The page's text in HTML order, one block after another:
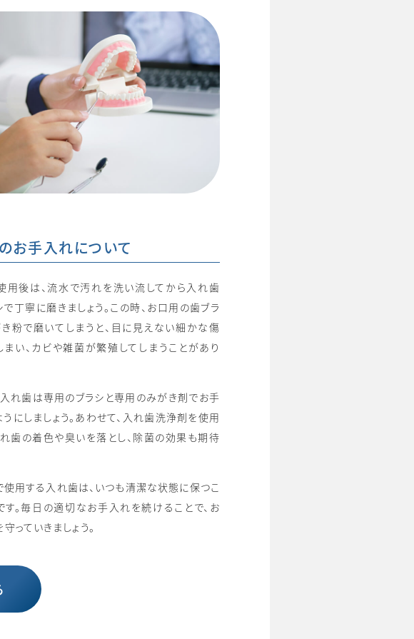
お手入れについて
用後は、流水で汚れを洗い流してから入れ歯
丁寧に磨きましょう。この時、お口用の歯ブラ
き粉で磨いてしまうと、目に見えない細かな傷
まい、カビや雑菌が繁殖してしまうことがあり
入れ歯は専用のブラシと専用のみがき剤でお手
にしましょう。あわせて、入れ歯洗浄剤を使用
れ歯の着色や臭いを落とし、除菌の効果も期待
使用する入れ歯は、いつも清潔な状態に保つこ
す。毎日の適切なお手入れを続けることで、お
っていきましょう。